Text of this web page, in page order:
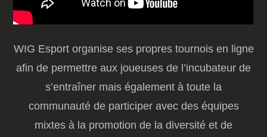
WIG Esport organise ses propres tournois en ligne
afin de permettre aux joueuses de l’incubateur de
s’entraîner mais également à toute la
communauté de participer avec des équipes
mixtes à la promotion de la diversité et de